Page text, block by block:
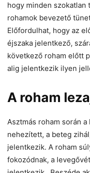
hogy minden
rohamok bevezető
Előfordulhat, hogy az
éjszaka jelentkező,
következő roham előtt
alig jelentkezik ilyen
A roham
Asztmás roham során
nehezített, a beteg
jelentkezik. A roham
fokozódnak, a